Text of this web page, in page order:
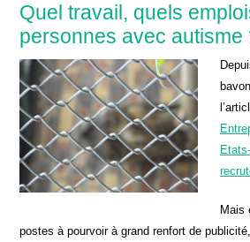
Quel travail, quels
personnes avec autisme
Mais
postes à pourvoir à grand renfort de